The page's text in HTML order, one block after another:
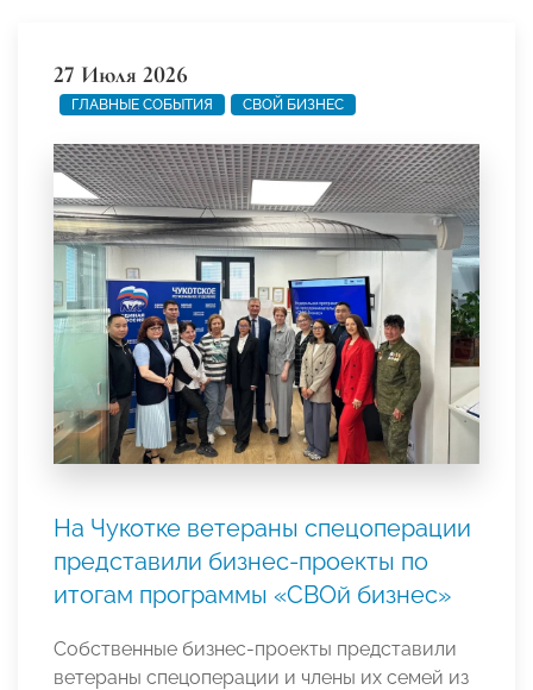
27 Июля 2026
ГЛАВНЫЕ СОБЫТИЯ СВОЙ БИЗНЕС
На Чукотке ветераны спецоперации
представили бизнес-проекты по
итогам программы «СВОй бизнес»
Собственные бизнес-проекты представили
ветераны спецоперации и члены их семей из